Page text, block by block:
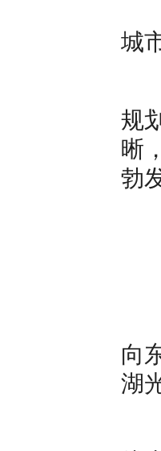
城
3
规
晰
勃
向
湖